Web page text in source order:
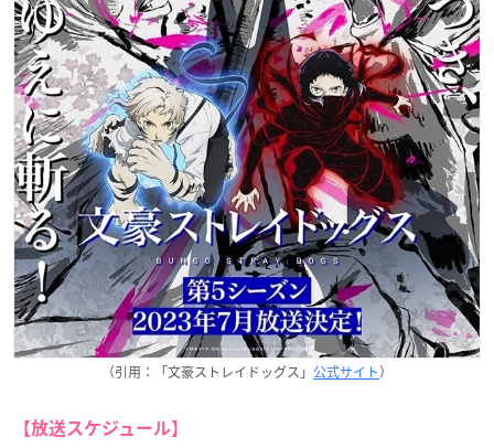
（引用：「文豪ストレイドッグス」 公式サイト）
【放送スケジュール】